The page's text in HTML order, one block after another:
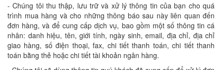
- Chúng tôi thu thập, lưu trữ và xử lý thông tin của bạn cho quá
trình mua hàng và cho những thông báo sau này liên quan đến
đơn hàng, và để cung cấp dịch vụ, bao gồm một số thông tin cá
nhân: danh hiệu, tên, giới tính, ngày sinh, email, địa chỉ, địa chỉ
giao hàng, số điện thoại, fax, chi tiết thanh toán, chi tiết thanh
toán bằng thẻ hoặc chi tiết tài khoản ngân hàng.